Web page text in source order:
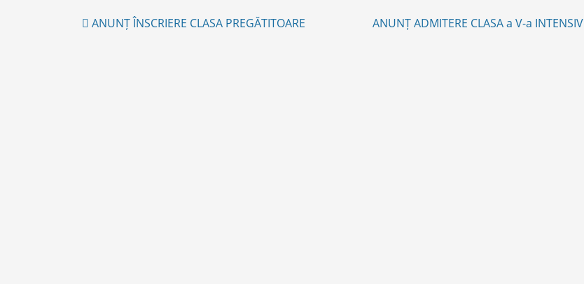
Post
ANUNȚ ÎNSCRIERE CLASA PREGĂTITOARE ANUNȚ ADMITERE CLASA a V-a INTENSIV